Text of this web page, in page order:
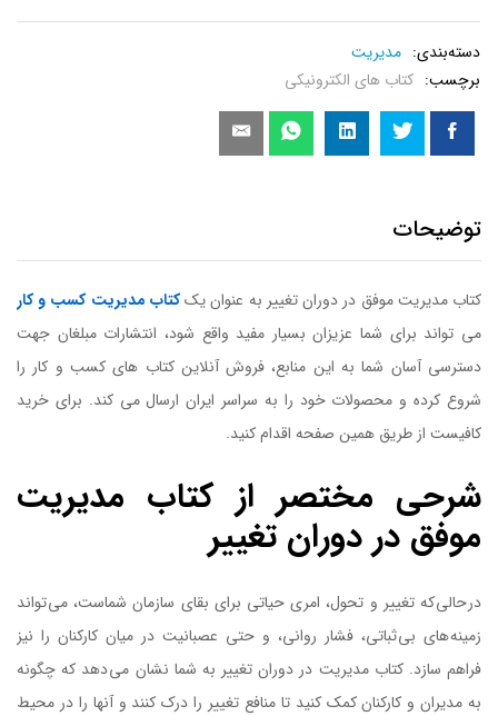
عدد
دسته‌بندی: مدیریت
برچسب: کتاب های الکترونیکی
توضیحات
کتاب مدیریت موفق در دوران تغییر به عنوان یککتاب مدیریت کسب و کار
می تواند برای شما عزیزان بسیار مفید واقع شود، انتشارات مبلغان جهت
دسترسی آسان شما به این منابع، فروش آنلاین کتاب های کسب و کار را
شروع کرده و محصولات خود را به سراسر ایران ارسال می کند. برای خرید
کافیست از طریق همین صفحه اقدام کنید.
شرحی مختصر از کتاب مدیریت
موفق در دوران تغییر
در حالی که تغییر و تحول، امری حیاتی برای بقای سازمان شماست، می تواند
زمینه های بی ثباتی، فشار روانی، و حتی عصبانیت در میان کارکنان را نیز
فراهم سازد. کتاب مدیریت در دوران تغییر به شما نشان می دهد که چگونه
به مدیران و کارکنان کمک کنید تا منافع تغییر را درک کنند و آنها را در محیط